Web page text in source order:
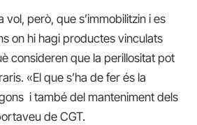
vol, però, que s’immobilitzin i es
on hi hagi productes vinculats
consideren que la perillositat pot
«El que s’ha de fer és la
i també del manteniment dels
de CGT.